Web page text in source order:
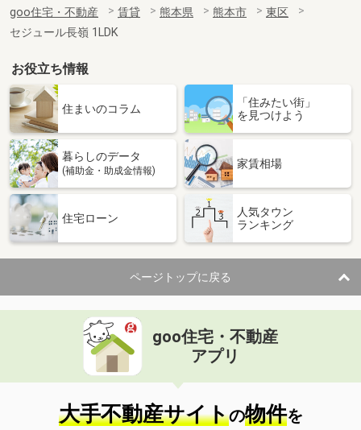
goo住宅・不動産 賃貸 熊本県 熊本市
東区
セジュール長嶺 1LDK
お役立ち情報
住まいのコラム
「住みたい街」
を見つけよう
暮らしのデータ
(補助金・助成金情報)
家賃相場
住宅ローン
人気タウン
ランキング
ページトップに戻る
goo住宅・不動産
アプリ
大手不動産サイトの物件を